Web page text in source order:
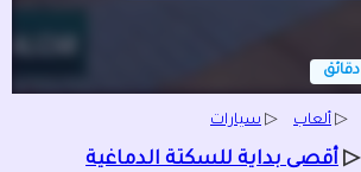
▷ ألعاب ▷ سيارات
▷ أقصى بداية للسكتة الدماغية